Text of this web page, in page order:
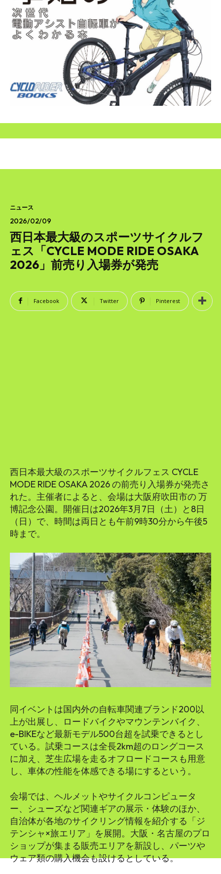
SEARCH...